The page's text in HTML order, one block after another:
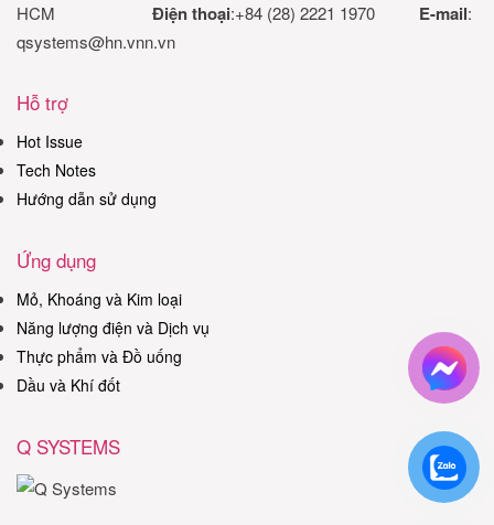
HCM Điện thoại:+84 (28) 2221 1970 E-mail:
qsystems@hn.vnn.vn
Hỗ trợ
Hot Issue
Tech Notes
Hướng dẫn sử dụng
Ứng dụng
Mỏ, Khoáng và Kim loại
Năng lượng điện và Dịch vụ
Thực phẩm và Đồ uống
Dầu và Khí đốt
Q SYSTEMS